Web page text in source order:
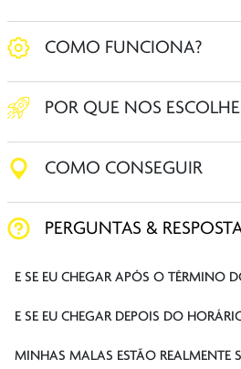
COMO FUNCIONA?
POR QUE NOS
COMO CONSEGUIR
PERGUNTAS &
E SE EU CHEGAR APÓS O TÉRMINO
E SE EU CHEGAR DEPOIS DO
MINHAS MALAS ESTÃO REALMENTE